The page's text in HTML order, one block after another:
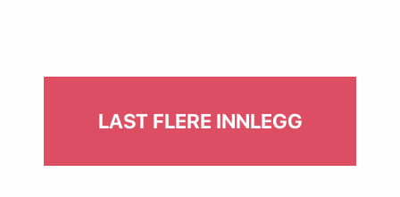
LAST FLERE INNLEGG